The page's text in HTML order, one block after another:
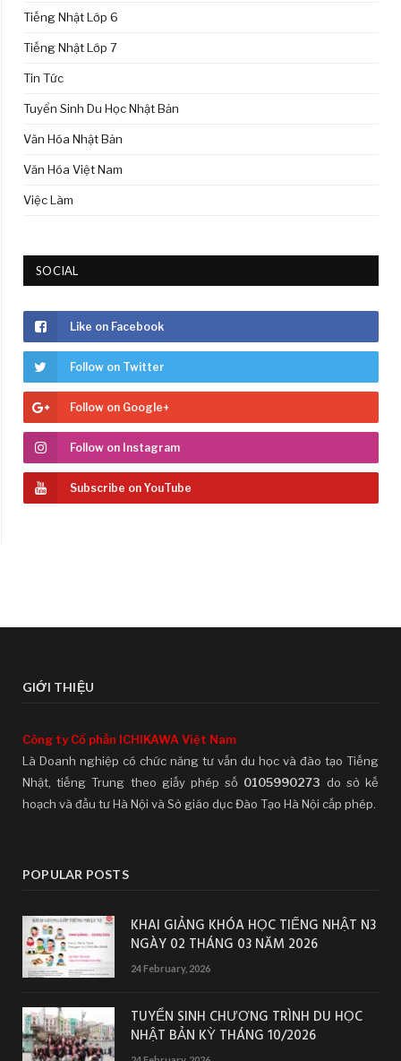
Tiếng Nhật Lớp 6
Tiếng Nhật Lớp 7
Tin Tức
Tuyển Sinh Du Học Nhật Bản
Văn Hóa Nhật Bản
Văn Hóa Việt Nam
Việc Làm
SOCIAL
Like on Facebook
Follow on Twitter
Follow on Google+
Follow on Instagram
Subscribe on YouTube
GIỚI THIỆU
Công ty Cổ phần ICHIKAWA Việt Nam
Là Doanh nghiệp có chức năng tư vấn du học và đào tạo Tiếng
Nhật, tiếng Trung theo giấy phép số 0105990273 do sở kế
hoạch và đầu tư Hà Nội và Sở giáo dục Đào Tạo Hà Nội cấp phép.
POPULAR POSTS
KHAI GIẢNG KHÓA HỌC TIẾNG NHẬT N3
NGÀY 02 THÁNG 03 NĂM 2026
24 February, 2026
TUYỂN SINH CHƯƠNG TRÌNH DU HỌC
NHẬT BẢN KỲ THÁNG 10/2026